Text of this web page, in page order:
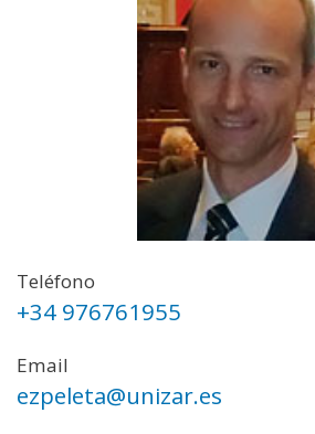
Teléfono
+34 976761955
Email
ezpeleta@unizar.es